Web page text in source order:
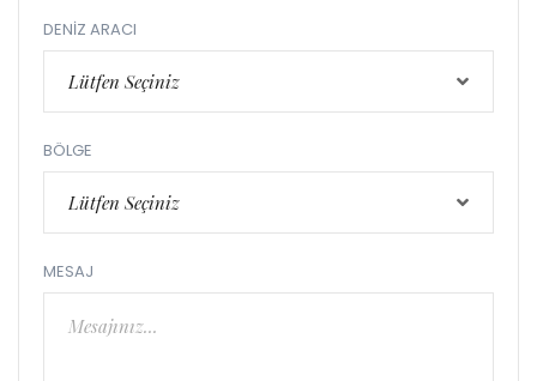
DENIZ ARACI
Lütfen Seçiniz
BÖLGE
Lütfen Seçiniz
MESAJ